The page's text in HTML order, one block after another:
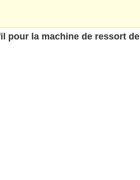
pour la machine de ressort de